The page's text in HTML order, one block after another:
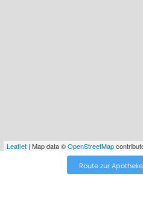
Leaflet| Map data ©OpenStreetMap
Route zur